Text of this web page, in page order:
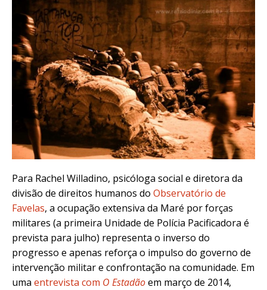
Para Rachel Willadino, psicóloga social e diretora da
divisão de direitos humanos do Observatório de
Favelas, a ocupação extensiva da Maré por forças
militares (a primeira Unidade de Polícia Pacificadora é
prevista para julho) representa o inverso do
progresso e apenas reforça o impulso do governo de
intervenção militar e confrontação na comunidade. Em
uma entrevista com O Estadãoem março de 2014,